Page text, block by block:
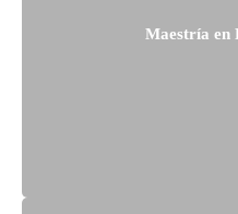
Maestría en